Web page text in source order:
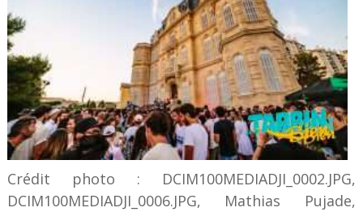
Crédit photo : DCIM100MEDIADJI_0002.JPG,
DCIM100MEDIADJI_0006.JPG, Mathias Pujade,